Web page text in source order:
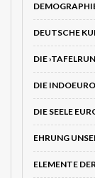
DEUTSCHE
DIE
DIE
DIE SEELE
EHRUNG
ELEMENTE